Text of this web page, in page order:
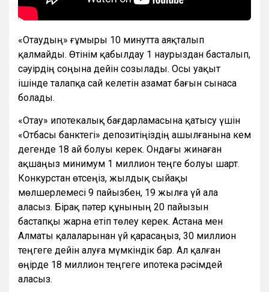
«Отаудың» ғұмыры 10 минутта аяқталып
қалмайды. Өтінім қабылдау 1 наурыздан басталып,
сәуірдің соңына дейін созылады. Осы уақыт
ішінде талапқа сай келетін азамат бағын сынаса
болады.
«Отау» ипотекалық бағдарламасына қатысу үшін
«Отбасы банктегі» депозитіңіздің ашылғанына кем
дегенде 18 ай болуы керек. Ондағы жинаған
ақшаңыз минимум 1 миллион теңге болуы шарт.
Конкурстан өтсеңіз, жылдық сыйақы
мөлшерлемесі 9 пайызбен, 19 жылға үй ала
аласыз. Бірақ пәтер құнының 20 пайызын
бастапқы жарна етіп төлеу керек. Астана мен
Алматы қалаларынан үй қарасаңыз, 30 миллион
теңгеге дейін алуға мүмкіндік бар. Ал қалған
өңірде 18 миллион теңгеге ипотека рәсімдей
аласыз.